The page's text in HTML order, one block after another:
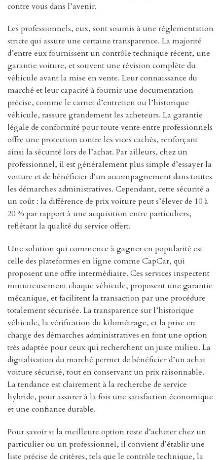
contre vous dans l’avenir.
Les professionnels, eux, sont soumis à une réglementation
stricte qui assure une certaine transparence. La majorité
d’entre eux fournissent un contrôle technique récent, une
garantie voiture, et souvent une révision complète du
véhicule avant la mise en vente. Leur connaissance du
marché et leur capacité à fournir une documentation
précise, comme le carnet d’entretien ou l’historique
véhicule, rassure grandement les acheteurs. La garantie
légale de conformité pour toute vente entre professionnels
offre une protection contre les vices cachés, renforçant
ainsi la sécurité lors de l’achat. Par ailleurs, chez un
professionnel, il est généralement plus simple d’essayer la
voiture et de bénéficier d’un accompagnement dans toutes
les démarches administratives. Cependant, cette sécurité a
un coût : la différence de prix voiture peut s’élever de 10 à
20 % par rapport à une acquisition entre particuliers,
reflétant la qualité du service offert.
Une solution qui commence à gagner en popularité est
celle des plateformes en ligne comme CapCar, qui
proposent une offre intermédiaire. Ces services inspectent
minutieusement chaque véhicule, proposent une garantie
mécanique, et facilitent la transaction par une procédure
totalement sécurisée. La transparence sur l’historique
véhicule, la vérification du kilométrage, et la prise en
charge des démarches administratives en font une option
très adaptée pour ceux qui recherchent un juste milieu. La
digitalisation du marché permet de bénéficier d’un achat
voiture sécurisé, tout en conservant un prix raisonnable.
La tendance est clairement à la recherche de service
hybride, pour assurer à la fois une satisfaction économique
et une confiance durable.
Pour savoir si la meilleure option reste d’acheter chez un
particulier ou un professionnel, il convient d’établir une
liste précise de critères, tels que le contrôle technique, la